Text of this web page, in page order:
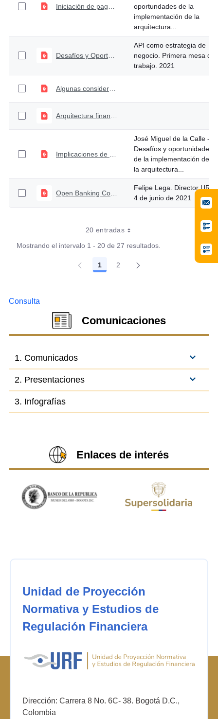
oportundades de la
implementación de la
arquitectura...
Desafíos y Oportunidades de la implementación de la arquitectura financiera abierta en Colombia
API como estrategia de
negocio. Primera mesa de
trabajo. 2021
Algunas consideraciones sobre Banca Abierta y la Regulación Financiera. Roberto Borrás Polanía - III Mesa de trabajo
José Miguel de la Calle -
Desafíos y oportunidades
de la implementación de
la arquitectura...
Open Banking Colombia. Clausura mesas de trabajo con la industria
Felipe Lega. Director URF.
4 de junio de 2021
20 entradas
Mostrando el intervalo 1 - 20 de 27 resultados.
Página
1 Página
2
Consulta
Comunicaciones
1. Comunicados
2. Presentaciones
3. Infografías
Enlaces de interés
Unidad de Proyección
Normativa y Estudios de
Regulación Financiera
Dirección: Carrera 8 No. 6C- 38. Bogotá D.C.,
Colombia